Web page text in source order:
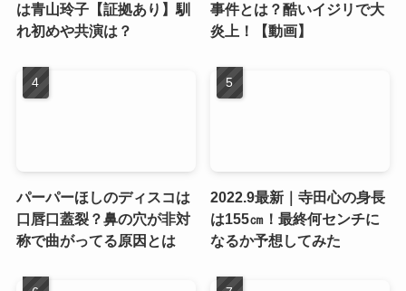
は青山玲子【証拠あり】馴
れ初めや共演は？
事件とは？酷いイジリで大
炎上！【動画】
パーパーほしのディスコは
口唇口蓋裂？鼻の穴が非対
称で曲がってる原因とは
2022.9最新｜寺田心の身長
は155㎝！最終何センチに
なるか予想してみた